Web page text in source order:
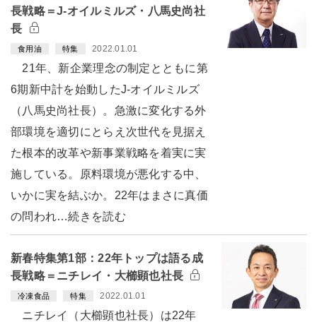
長戦略＝J-オイルミルズ・八馬史尚社
長
食用油 特集 2022.01.01
21年、新企業理念の制定とともに第
6期新中計を始動したJ-オイルミルズ
（八馬史尚社長）。急激に変化する外
部環境を適切にとらえ次世代を見据え
た根本的改革や新事業戦略を着実に実
施している。原料環境が悪化する中、
いかに実を結ぶか。22年はまさに真価
の問われ…続きを読む
新春特集第1部：22年トップは語る成
長戦略＝ニチレイ・大櫛顕也社長
冷凍食品 特集 2022.01.01
ニチレイ（大櫛顕也社長）は22年